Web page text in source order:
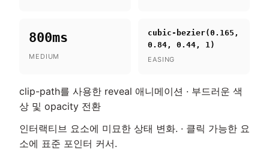
800ms
MEDIUM
cubic-bezier(0.165,
0.84, 0.44, 1)
EASING
clip-path를 사용한 reveal 애니메이션 · 부드러운 색
상 및 opacity 전환
인터랙티브 요소에 미묘한 상태 변화. · 클릭 가능한 요
소에 표준 포인터 커서.